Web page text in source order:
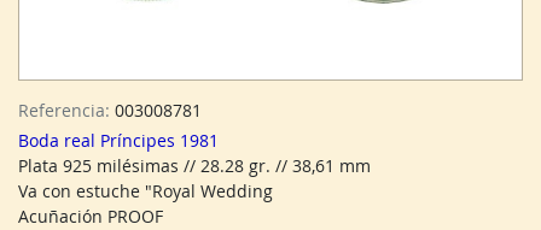
Referencia: 003008781
Boda real Príncipes 1981
Plata 925 milésimas // 28.28 gr. // 38,61 mm
Va con estuche "Royal Wedding
Acuñación PROOF